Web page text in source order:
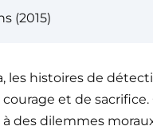
(2015)
les histoires de
et de
des dilemmes